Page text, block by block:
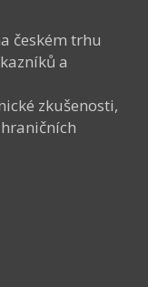
českém trhu
a
zkušenosti,